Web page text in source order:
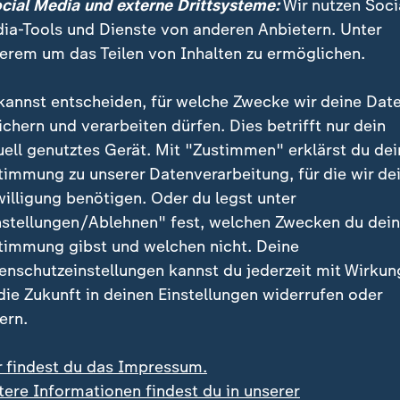
besitzen den größten Teil der Atomwaffen. Deswegen
zentral.
ein europäischer
das "überhaupt nicht" einschätzen, so Kühn. Was
auf deutscher Seite. Seit etwa zehn Jahren
häufig mit Forderungen, die wenig mit der Realität
zu tun hätten. Deshalb sei es sinnvoll,
Interessen auszuloten.
Media und externe Drittsysteme:Wir nutzen
Tools und Dienste von anderen Anbietern. Unter
um das Teilen von Inhalten zu ermöglichen.
entscheiden, für welche Zwecke wir deine
und verarbeiten dürfen. Dies betrifft nur dein
genutztes Gerät. Mit "Zustimmen" erklärst du
zu unserer Datenverarbeitung, für die wir
benötigen. Oder du legst unter
Ablehnen" fest, welchen Zwecken du
gibst und welchen nicht. Deine
kannst du jederzeit mit
Zukunft in deinen Einstellungen widerrufen oder
findest du das Impressum.
Informationen findest du in unserer